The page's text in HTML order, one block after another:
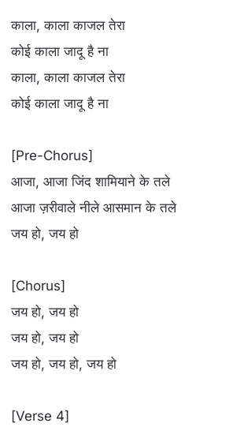
काला, काला काजल तेरा
कोई काला जादू है ना
काला, काला काजल तेरा
कोई काला जादू है ना
[Pre-Chorus]
आजा, आजा जिंद शामियाने के तले
आजा ज़रीवाले नीले आसमान के तले
जय हो, जय हो
[Chorus]
जय हो, जय हो
जय हो, जय हो
जय हो, जय हो, जय हो
[Verse 4]